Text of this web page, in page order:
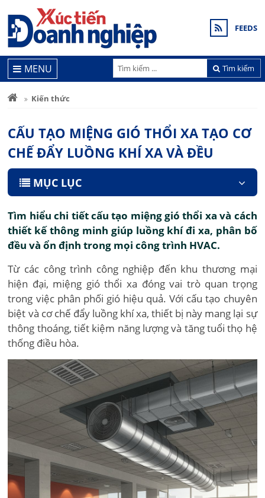
FEEDS
Tìm kiếm
MENU
Kiến thức
CẤU TẠO MIỆNG GIÓ THỔI XA TẠO CƠ
CHẾ ĐẨY LUỒNG KHÍ XA VÀ ĐỀU
MỤC LỤC
Tìm hiểu chi tiết cấu tạo miệng gió thổi xa và cách
thiết kế thông minh giúp luồng khí đi xa, phân bố
đều và ổn định trong mọi công trình HVAC.
Từ các công trình công nghiệp đến khu thương mại
hiện đại, miệng gió thổi xa đóng vai trò quan trọng
trong việc phân phối gió hiệu quả. Với cấu tạo chuyên
biệt và cơ chế đẩy luồng khí xa, thiết bị này mang lại sự
thông thoáng, tiết kiệm năng lượng và tăng tuổi thọ hệ
thống điều hòa.